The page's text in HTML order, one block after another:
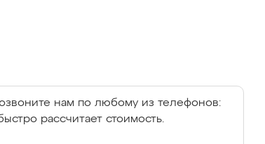
нам по любому из телефонов:
рассчитает стоимость.